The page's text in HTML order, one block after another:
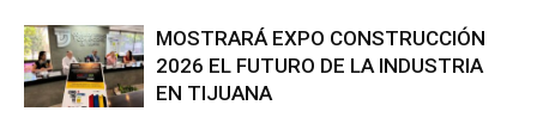
MOSTRARÁ EXPO CONSTRUCCIÓN
2026 EL FUTURO DE LA INDUSTRIA
EN TIJUANA